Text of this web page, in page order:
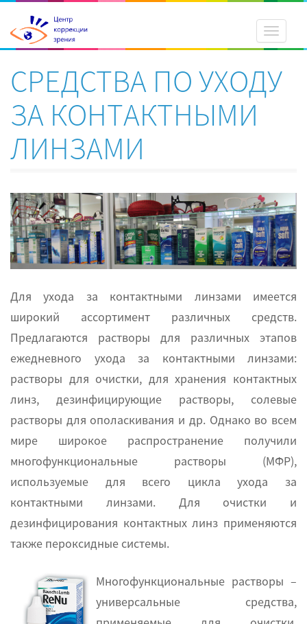
Toggle
СРЕДСТВА ПО УХОДУ
ЗА КОНТАКТНЫМИ
ЛИНЗАМИ
Для ухода за контактными линзами имеется
широкий ассортимент различных средств.
Предлагаются растворы для различных этапов
ежедневного ухода за контактными линзами:
растворы для очистки, для хранения контактных
линз, дезинфицирующие растворы, солевые
растворы для ополаскивания и др. Однако во всем
мире широкое распространение получили
многофункциональные растворы (МФР),
используемые для всего цикла ухода за
контактными линзами. Для очистки и
дезинфицирования контактных линз применяются
также пероксидные системы.
Многофункциональные растворы –
универсальные средства,